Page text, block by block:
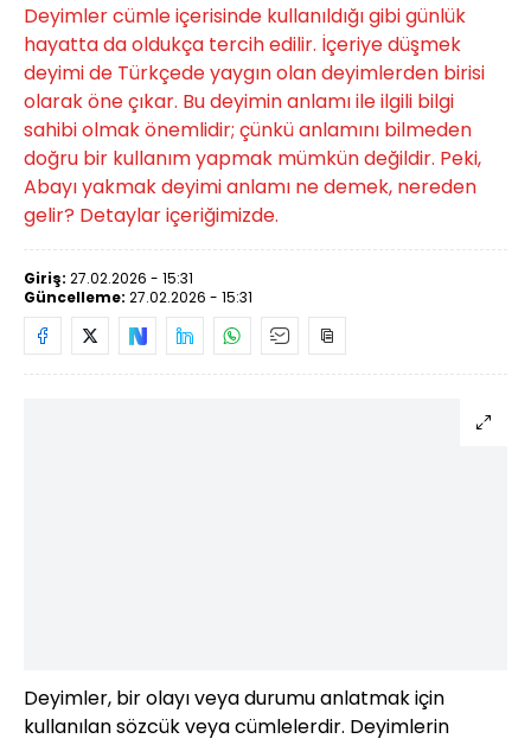
Deyimler cümle içerisinde kullanıldığı gibi günlük
hayatta da oldukça tercih edilir. İçeriye düşmek
deyimi de Türkçede yaygın olan deyimlerden birisi
olarak öne çıkar. Bu deyimin anlamı ile ilgili bilgi
sahibi olmak önemlidir; çünkü anlamını bilmeden
doğru bir kullanım yapmak mümkün değildir. Peki,
Abayı yakmak deyimi anlamı ne demek, nereden
gelir? Detaylar içeriğimizde.
Giriş: 27.02.2026 - 15:31
Güncelleme: 27.02.2026 - 15:31
Deyimler, bir olayı veya durumu anlatmak için
kullanılan sözcük veya cümlelerdir. Deyimlerin